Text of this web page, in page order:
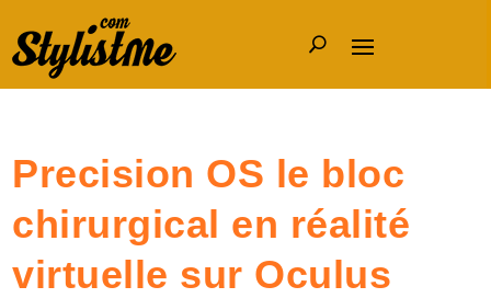
Precision OS le bloc
chirurgical en réalité
virtuelle sur Oculus